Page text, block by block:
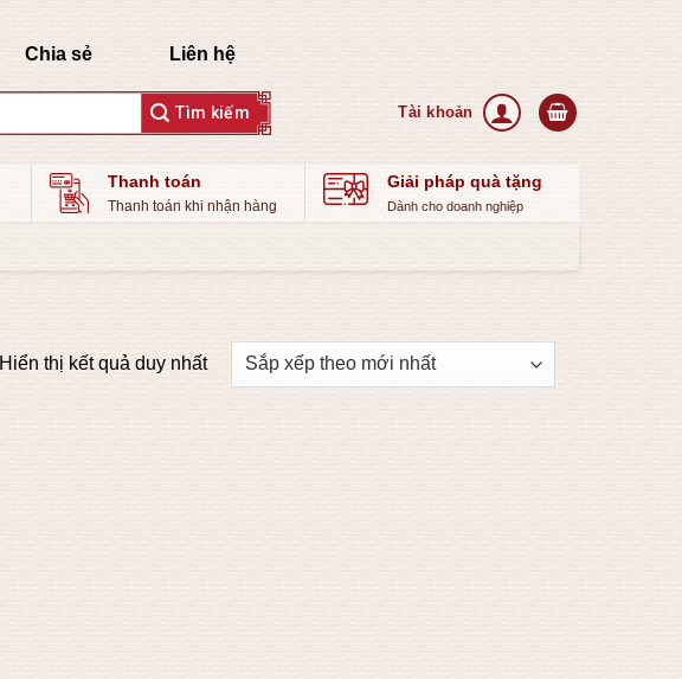
Chia sẻ Liên hệ
Thanh toán
Thanh toán khi nhận hàng
Giải pháp quà tặng
Dành cho doanh nghiệp
Hiển thị kết quả duy nhất